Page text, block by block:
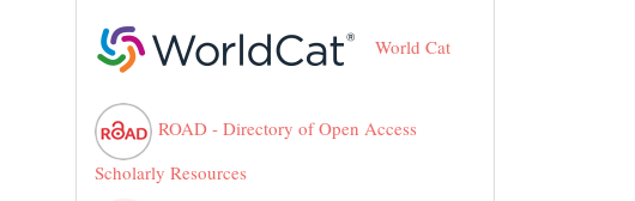
World Cat
ROAD - Directory of Open Access
Scholarly Resources